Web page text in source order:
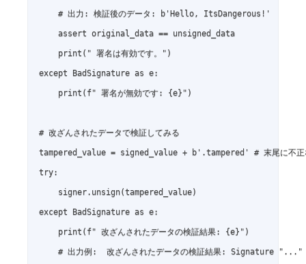
    # 出力: 検証後のデータ: b'Hello, ItsDangerous!'
    assert original_data == unsigned_data
    print(" 署名は有効です。")
except BadSignature as e:
    print(f" 署名が無効です: {e}")
# 改ざんされたデータで検証してみる
tampered_value = signed_value + b'.tampered' # 末尾に不正
try:
    signer.unsign(tampered_value)
except BadSignature as e:
    print(f" 改ざんされたデータの検証結果: {e}")
# 出力例:  改ざんされたデータの検証結果: Signature